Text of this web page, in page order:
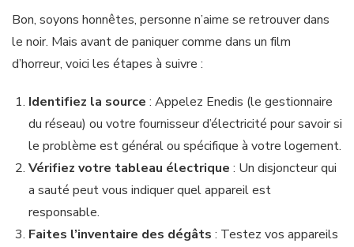
Bon, soyons honnêtes, personne n’aime se retrouver dans
le noir. Mais avant de paniquer comme dans un film
d’horreur, voici les étapes à suivre :
Identifiez la source : Appelez Enedis (le gestionnaire
du réseau) ou votre fournisseur d’électricité pour savoir si
le problème est général ou spécifique à votre logement.
Vérifiez votre tableau électrique : Un disjoncteur qui
a sauté peut vous indiquer quel appareil est
responsable.
Faites l’inventaire des dégâts : Testez vos appareils